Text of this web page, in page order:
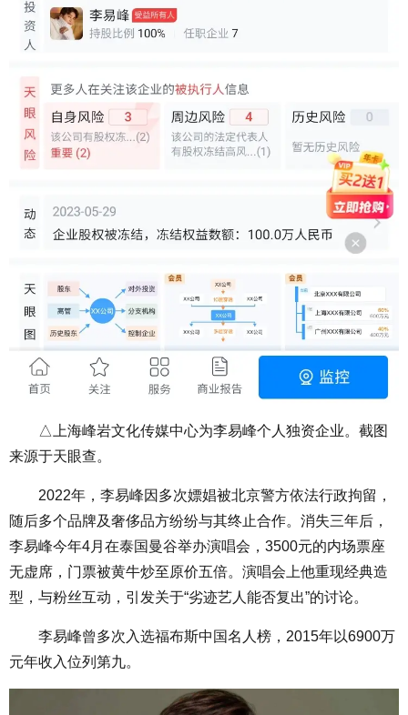
△上海峰岩文化传媒中心为李易峰个人独资企业。截图
来源于天眼查。
2022年，李易峰因多次嫖娼被北京警方依法行政拘留，
随后多个品牌及奢侈品方纷纷与其终止合作。消失三年后，
李易峰今年4月在泰国曼谷举办演唱会，3500元的内场票座
无虚席，门票被黄牛炒至原价五倍。演唱会上他重现经典造
型，与粉丝互动，引发关于“劣迹艺人能否复出”的讨论。
李易峰曾多次入选福布斯中国名人榜，2015年以6900万
元年收入位列第九。